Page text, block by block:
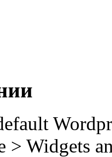
> Widgets